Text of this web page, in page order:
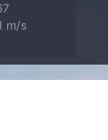
m/s